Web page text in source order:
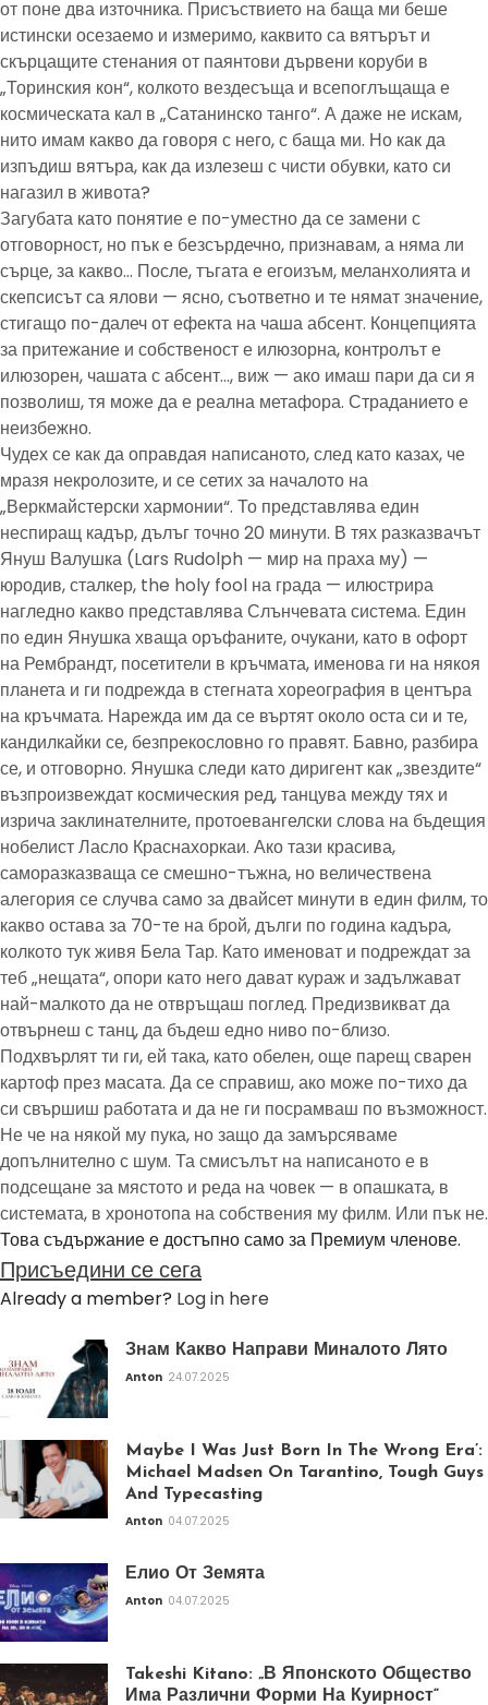
от поне два източника. Присъствието на баща ми беше
истински осезаемо и измеримо, каквито са вятърът и
скърцащите стенания от паянтови дървени коруби в
„Торинския кон“, колкото вездесъща и всепоглъщаща е
космическата кал в „Сатанинско танго“. А даже не искам,
нито имам какво да говоря с него, с баща ми. Но как да
изпъдиш вятъра, как да излезеш с чисти обувки, като си
нагазил в живота?
Загубата като понятие е по-уместно да се замени с
отговорност, но пък е безсърдечно, признавам, а няма ли
сърце, за какво… После, тъгата е егоизъм, меланхолията и
скепсисът са ялови — ясно, съответно и те нямат значение,
стигащо по-далеч от ефекта на чаша абсент. Концепцията
за притежание и собственост е илюзорна, контролът е
илюзорен, чашата с абсент…, виж — ако имаш пари да си я
позволиш, тя може да е реална метафора. Страданието е
неизбежно.
Чудех се как да оправдая написаното, след като казах, че
мразя некролозите, и се сетих за началото на
„Веркмайстерски хармонии“. То представлява един
неспиращ кадър, дълъг точно 20 минути. В тях разказвачът
Януш Валушка (Lars Rudolph — мир на праха му) —
юродив, сталкер, the holy fool на града — илюстрира
нагледно какво представлява Слънчевата система. Един
по един Янушка хваща оръфаните, очукани, като в офорт
на Рембрандт, посетители в кръчмата, именова ги на някоя
планета и ги подрежда в стегната хореография в центъра
на кръчмата. Нарежда им да се въртят около оста си и те,
кандилкайки се, безпрекословно го правят. Бавно, разбира
се, и отговорно. Янушка следи като диригент как „звездите“
възпроизвеждат космическия ред, танцува между тях и
изрича заклинателните, протоевангелски слова на бъдещия
нобелист Ласло Краснахоркаи. Ако тази красива,
саморазказваща се смешно-тъжна, но величествена
алегория се случва само за двайсет минути в един филм, то
какво остава за 70-те на брой, дълги по година кадъра,
колкото тук живя Бела Тар. Като именоват и подреждат за
теб „нещата“, опори като него дават кураж и задължават
най-малкото да не отвръщаш поглед. Предизвикват да
отвърнеш с танц, да бъдеш едно ниво по-близо.
Подхвърлят ти ги, ей така, като обелен, още парещ сварен
картоф през масата. Да се справиш, ако може по-тихо да
си свършиш работата и да не ги посрамваш по възможност.
Не че на някой му пука, но защо да замърсяваме
допълнително с шум. Та смисълът на написаното е в
подсещане за мястото и реда на човек — в опашката, в
системата, в хронотопа на собствения му филм. Или пък не.
Това съдържание е достъпно само за Премиум членове.
Присъедини се сега
Already a member? Log in here
Знам Какво Направи Миналото Лято
Anton 24.07.2025
Maybe I Was Just Born In The Wrong Era’:
Michael Madsen On Tarantino, Tough Guys
And Typecasting
Anton 04.07.2025
Елио От Земята
Anton 04.07.2025
Takeshi Kitano: „В Японското Общество
Има Различни Форми На Куирност“